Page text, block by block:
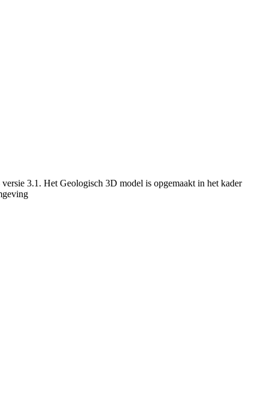
3.1. Het Geologisch 3D model is opgemaakt in het kader